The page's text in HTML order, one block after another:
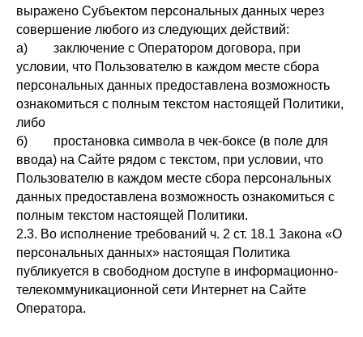
выражено Субъектом персональных данных через
совершение любого из следующих действий:
а) заключение с Оператором договора, при
условии, что Пользователю в каждом месте сбора
персональных данных предоставлена возможность
ознакомиться с полным текстом настоящей Политики,
либо
б) простановка символа в чек-боксе (в поле для
ввода) на Сайте рядом с текстом, при условии, что
Пользователю в каждом месте сбора персональных
данных предоставлена возможность ознакомиться с
полным текстом настоящей Политики.
2.3. Во исполнение требований ч. 2 ст. 18.1 Закона «О
персональных данных» настоящая Политика
публикуется в свободном доступе в информационно-
телекоммуникационной сети Интернет на Сайте
Оператора.